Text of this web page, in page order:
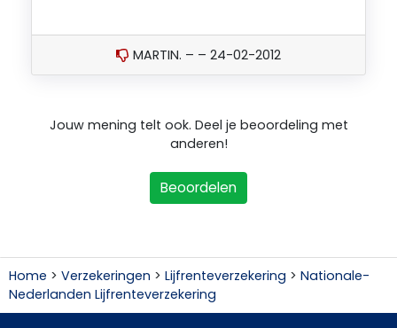
MARTIN. – – 24-02-2012
Jouw mening telt ook. Deel je beoordeling met
anderen!
Beoordelen
Home > Verzekeringen > Lijfrenteverzekering > Nationale-
Nederlanden Lijfrenteverzekering